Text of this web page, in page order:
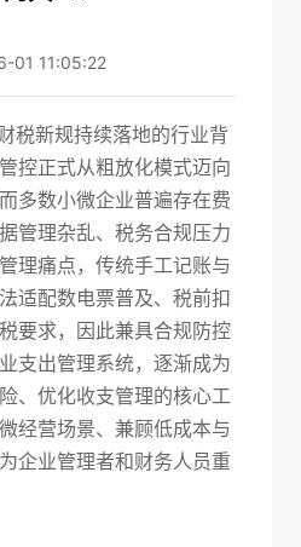
01 11:05:22
税新规持续落地的行业背
控正式从粗放化模式迈向
多数小微企业普遍存在费
管理杂乱、税务合规压力
理痛点，传统手工记账与
适配数电票普及、税前扣
要求，因此兼具合规防控
支出管理系统，逐渐成为
、优化收支管理的核心工
经营场景、兼顾低成本与
企业管理者和财务人员重